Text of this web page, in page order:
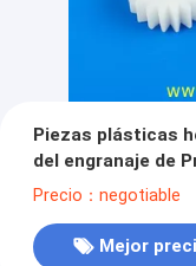
Piezas plásticas
del engranaje de
Precio：negotiable
Mejor